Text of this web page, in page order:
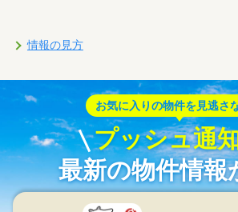
情報の見方
お気に入りの物件を見逃さ
プッシュ通
最新の物件情報